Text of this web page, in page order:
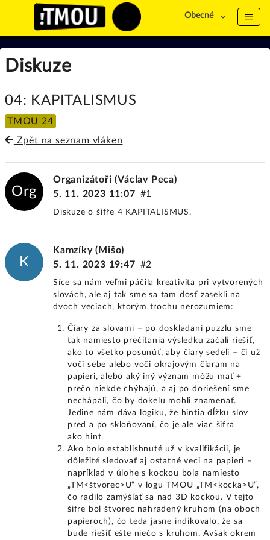
Obecné
Diskuze
04: KAPITALISMUS
TMOU 24
Zpět na seznam vláken
Org
Organizátoři (Václav Peca)
#1
5. 11. 2023 11:07
Diskuze o šifře 4 KAPITALISMUS.
K
Kamzíky (Mišo)
#2
5. 11. 2023 19:47
Síce sa nám veľmi páčila kreativita pri vytvorených
slovách, ale aj tak sme sa tam dosť zasekli na
dvoch veciach, ktorým trochu nerozumiem:
Čiary za slovami – po doskladaní puzzlu sme
tak namiesto prečítania výsledku začali riešiť,
ako to všetko posunúť, aby čiary sedeli – či už
voči sebe alebo voči okrajovým čiaram na
papieri, alebo aký iný význam môžu mať +
prečo niekde chýbajú, a aj po doriešení sme
nechápali, čo by dokelu mohli znamenať.
Jedine nám dáva logiku, že hintia dĺžku slov
pred a po skloňovaní, čo je ale viac šifra
ako hint.
Ako bolo establishnuté už v kvalifikácii, je
dôležité sledovať aj ostatné veci na papieri –
napríklad v úlohe s kockou bola namiesto
„TM<štvorec>U“ v logu TMOU „TM<kocka>U“,
čo radilo zamýšľať sa nad 3D kockou. V tejto
šifre bol štvorec nahradený kruhom (na oboch
papieroch), čo teda jasne indikovalo, že sa
bude riešiť ešte niečo s kruhom. Avšak okrem